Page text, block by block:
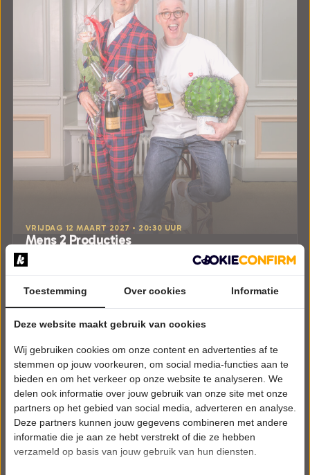
VRIJDAG 12 MAART 2027 • 20:30 UUR
Mens 2 Producties
Schouwburg de Lawei
ALGEMEEN
Toestemming Over cookies Informatie
Deze website maakt gebruik van cookies
Wij gebruiken cookies om onze content en advertenties af te
stemmen op jouw voorkeuren, om social media-functies aan te
bieden en om het verkeer op onze website te analyseren. We
delen ook informatie over jouw gebruik van onze site met onze
partners op het gebied van social media, adverteren en analyse.
Deze partners kunnen jouw gegevens combineren met andere
informatie die je aan ze hebt verstrekt of die ze hebben
verzameld op basis van jouw gebruik van hun diensten.